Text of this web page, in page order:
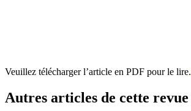
Veuillez télécharger l’article en PDF pour le lire.
Autres articles de cette revue